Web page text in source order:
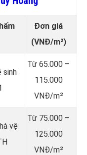
Đơn giá
(VNĐ/m²)
sinh
Từ 65.000 –
115.000
VNĐ/m²
vệ
Từ 75.000 –
125.000
VNĐ/m²